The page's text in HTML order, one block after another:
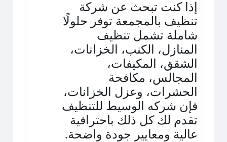
إذا كنت تبحث عن شركة
تنظيف بالمجمعة توفر حلولًا
شاملة تشمل تنظيف
المنازل، الكنب، الخزانات،
الشقق، المكيفات،
المجالس، مكافحة
الحشرات، وعزل الخزانات،
فإن شركه الوسيط للتنظيف
تقدم لك كل ذلك باحترافية
عالية ومعايير جودة واضحة.